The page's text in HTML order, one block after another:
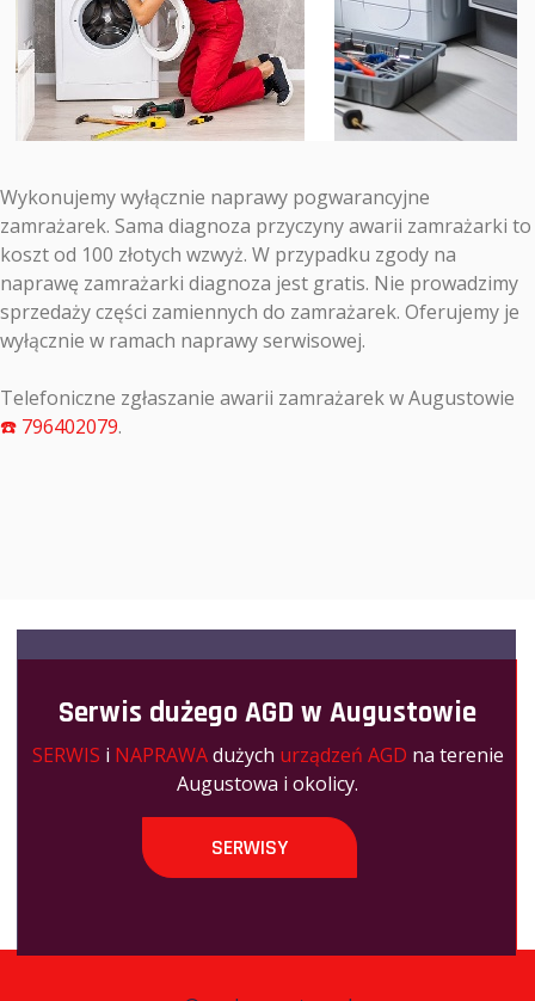
Wykonujemy wyłącznie naprawy pogwarancyjne
zamrażarek. Sama diagnoza przyczyny awarii zamrażarki to
koszt od 100 złotych wzwyż. W przypadku zgody na
naprawę zamrażarki diagnoza jest gratis. Nie prowadzimy
sprzedaży części zamiennych do zamrażarek. Oferujemy je
wyłącznie w ramach naprawy serwisowej.
Telefoniczne zgłaszanie awarii zamrażarek w Augustowie
☎️ 796402079.
Serwis dużego AGD w Augustowie
SERWIS i NAPRAWAdużych urządzeń AGD na terenie
Augustowa i okolicy.
SERWISY